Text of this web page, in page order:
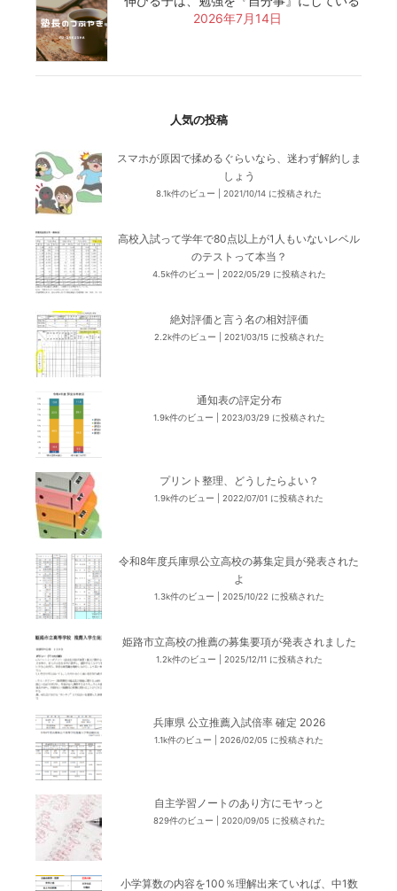
2026年7月14日
人気の投稿
スマホが原因で揉めるぐらいなら、迷わず解約しま
しょう
8.1k件のビュー 2021/10/14 に投稿された
高校入試って学年で80点以上が1人もいないレベル
のテストって本当？
4.5k件のビュー 2022/05/29 に投稿された
絶対評価と言う名の相対評価
2.2k件のビュー 2021/03/15 に投稿された
通知表の評定分布
1.9k件のビュー 2023/03/29 に投稿された
プリント整理、どうしたらよい？
1.9k件のビュー 2022/07/01 に投稿された
令和8年度兵庫県公立高校の募集定員が発表された
よ
1.3k件のビュー 2025/10/22 に投稿された
姫路市立高校の推薦の募集要項が発表されました
1.2k件のビュー 2025/12/11 に投稿された
兵庫県 公立推薦入試倍率 確定 2026
1.1k件のビュー 2026/02/05 に投稿された
自主学習ノートのあり方にモヤっと
829件のビュー 2020/09/05 に投稿された
小学算数の内容を100％理解出来ていれば、中1数